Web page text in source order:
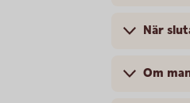
När
Om